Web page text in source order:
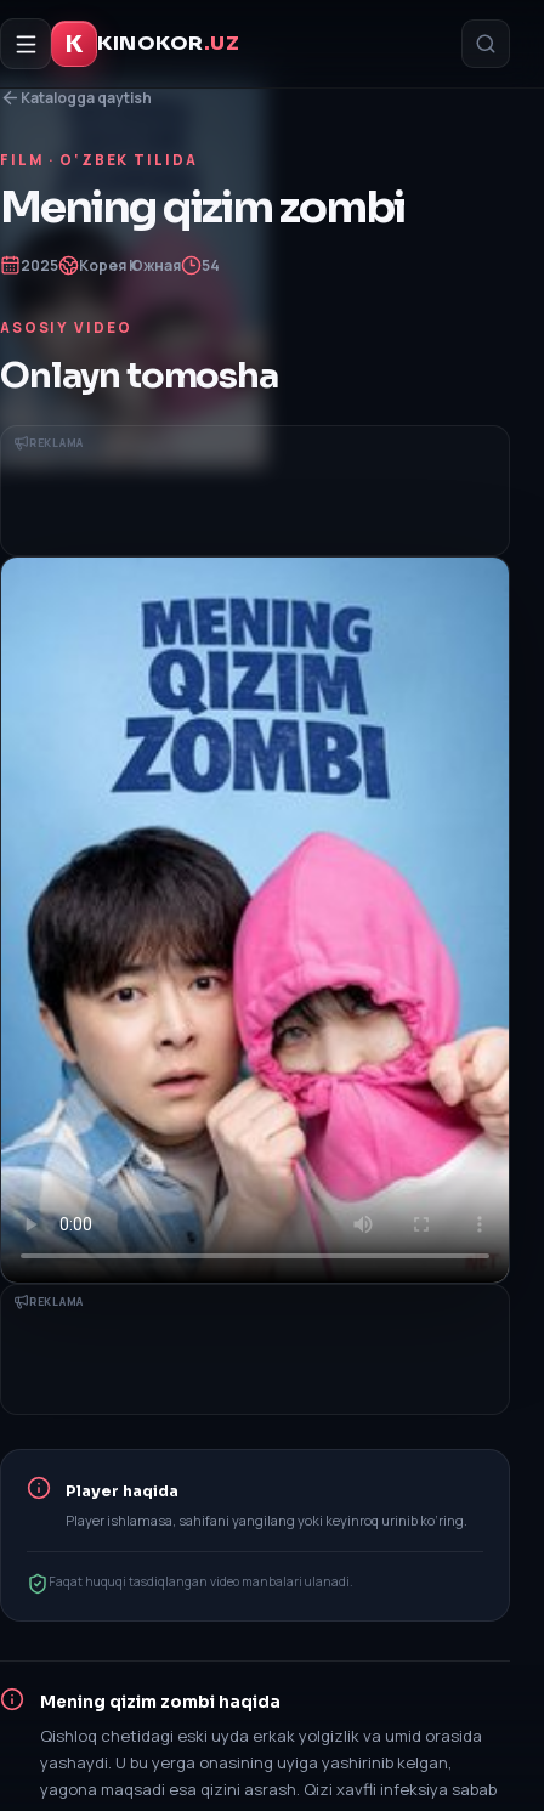
K KINOKOR.UZ
Katalogga qaytish
FILM · O‘ZBEK TILIDA
Mening qizim zombi
2025 Корея Южная 54
ASOSIY VIDEO
Onlayn tomosha
REKLAMA
REKLAMA
Player haqida
Player ishlamasa, sahifani yangilang yoki keyinroq urinib ko‘ring.
Faqat huquqi tasdiqlangan video manbalari ulanadi.
Mening qizim zombi haqida
Qishloq chetidagi eski uyda erkak yolgizlik va umid orasida
yashaydi. U bu yerga onasining uyiga yashirinib kelgan,
yagona maqsadi esa qizini asrash. Qizi xavfli infeksiya sabab